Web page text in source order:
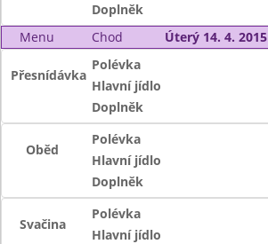
Doplněk
Menu
Chod Úterý 14. 4. 2015
Přesnídávka
Polévka
Hlavní jídlo
Doplněk
Oběd
Polévka
Hlavní jídlo
Doplněk
Svačina
Polévka
Hlavní jídlo